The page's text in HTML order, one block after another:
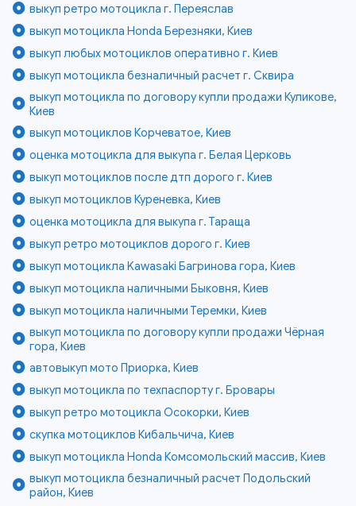
выкуп ретро мотоцикла г. Переяслав
выкуп мотоцикла Honda Березняки, Киев
выкуп любых мотоциклов оперативно г. Киев
выкуп мотоцикла безналичный расчет г. Сквира
выкуп мотоцикла по договору купли продажи Куликове,
Киев
выкуп мотоциклов Корчеватое, Киев
оценка мотоцикла для выкупа г. Белая Церковь
выкуп мотоциклов после дтп дорого г. Киев
выкуп мотоциклов Куреневка, Киев
оценка мотоцикла для выкупа г. Тараща
выкуп ретро мотоциклов дорого г. Киев
выкуп мотоцикла Kawasaki Багринова гора, Киев
выкуп мотоцикла наличными Быковня, Киев
выкуп мотоцикла наличными Теремки, Киев
выкуп мотоцикла по договору купли продажи Чёрная
гора, Киев
автовыкуп мото Приорка, Киев
выкуп мотоцикла по техпаспорту г. Бровары
выкуп ретро мотоцикла Осокорки, Киев
скупка мотоциклов Кибальчича, Киев
выкуп мотоцикла Honda Комсомольский массив, Киев
выкуп мотоцикла безналичный расчет Подольский
район, Киев